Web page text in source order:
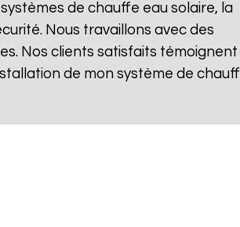
de chauffe eau solaire, la
Nous travaillons avec des
Nos clients satisfaits témoignent
de mon système de chauff